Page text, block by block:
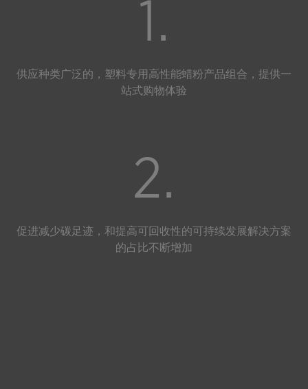
1.
供应种类广泛的，塑料专用高性能蜡粉产品组合，提供一
站式购物体验
2.
促进减少碳足迹，和提高可回收性的可持续发展解决方案
的占比不断增加